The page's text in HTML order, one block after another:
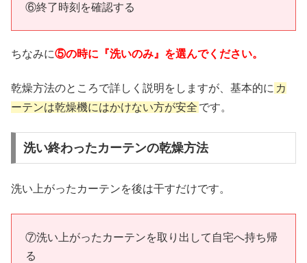
⑥終了時刻を確認する
ちなみに⑤の時に『洗いのみ』を選んでください。
乾燥方法のところで詳しく説明をしますが、基本的に カ
ーテンは乾燥機にはかけない方が安全 です。
洗い終わったカーテンの乾燥方法
洗い上がったカーテンを後は干すだけです。
⑦洗い上がったカーテンを取り出して自宅へ持ち帰
る